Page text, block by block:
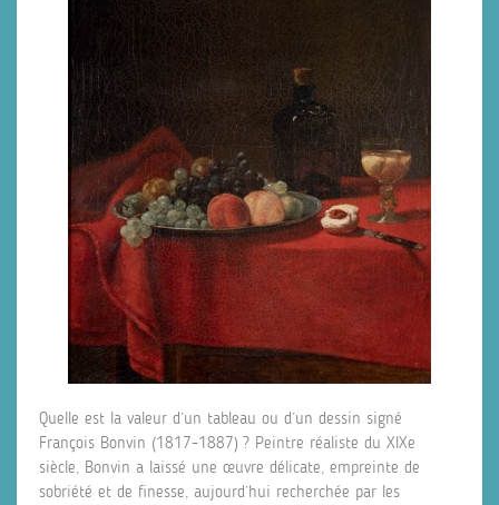
Quelle est la valeur d’un tableau ou d’un dessin signé
François Bonvin (1817-1887) ? Peintre réaliste du XIXe
siècle, Bonvin a laissé une œuvre délicate, empreinte de
sobriété et de finesse, aujourd’hui recherchée par les